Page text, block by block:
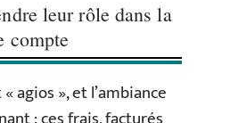
leur rôle dans la
compte
agios », et l’ambiance